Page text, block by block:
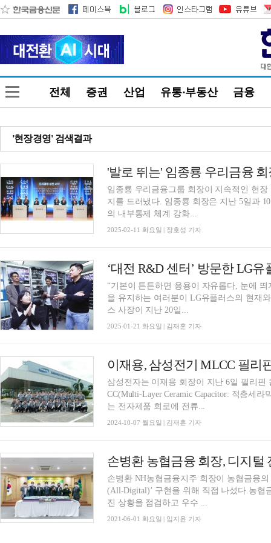
전체 증권 산업 유통·부동산 금융
'현장경영' 검색결과
'발로 뛰는' 임종룡 우리금융
임종룡 우리금융그룹 회장이 지속적인 현
지를 드러냈다. 임종룡 회장은 지난 5일과 10일, 11일에 걸쳐 14개 자회사를 방문해 그룹 차원
의 내부통제 체계 강화...
2025-02-11 화요일 | 장호성 기자
“기본이 튼튼하면 응용이 자유롭다, 눈에
을 유지하는 여러분이 LG유플러스의 현재와 미래를
스 사장이 지난 20일...
2025-01-21 화요일 | 김재훈 기자
삼성전자는 이재용 회장이 지난 6일 필리
CC(Multi-Layer Ceramic Capacitor: 적층세라
는 전자제품 회로에 전류...
2024-10-07 월요일 | 김재훈 기자
손병환 NH농협금융지주 회장이 농협금융
(All-Digital)’ 구현을 위해 직접 나섰다.농협
진 상황을 점검하고 우수 ...
2021-06-01 화요일 | 임지윤 기자